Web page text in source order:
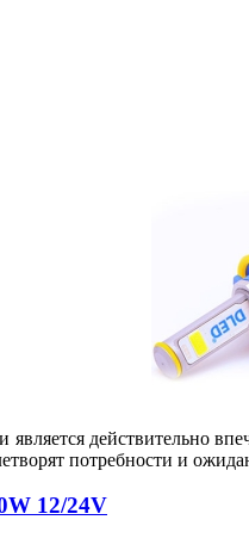
действительно
потребности и
12/24V